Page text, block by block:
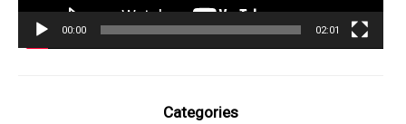
00:00 02:01
Categories